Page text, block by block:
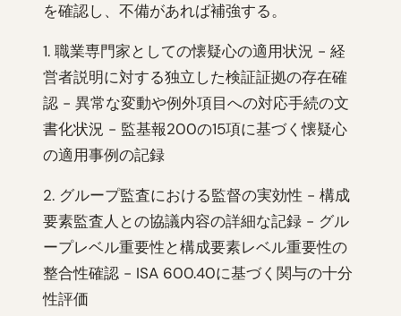
を確認し、不備があれば補強する。
1. 職業専門家としての懐疑心の適用状況 - 経
営者説明に対する独立した検証証拠の存在確
認 - 異常な変動や例外項目への対応手続の文
書化状況 - 監基報200の15項に基づく懐疑心
の適用事例の記録
2. グループ監査における監督の実効性 - 構成
要素監査人との協議内容の詳細な記録 - グル
ープレベル重要性と構成要素レベル重要性の
整合性確認 - ISA 600.40に基づく関与の十分
性評価